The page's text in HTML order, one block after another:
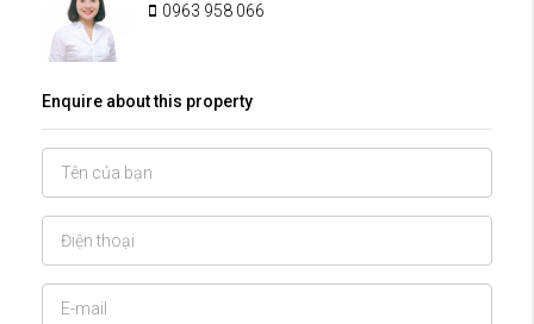
0963 958 066
Enquire about this property